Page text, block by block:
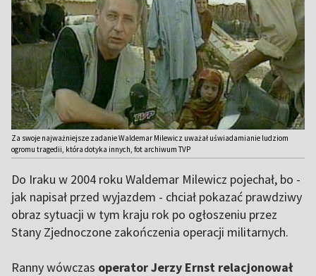
Za swoje najważniejsze zadanie Waldemar Milewicz uważał uświadamianie ludziom
ogromu tragedii, która dotyka innych, fot archiwum TVP
Do Iraku w 2004 roku Waldemar Milewicz pojechał, bo -
jak napisał przed wyjazdem - chciał pokazać prawdziwy
obraz sytuacji w tym kraju rok po ogłoszeniu przez
Stany Zjednoczone zakończenia operacji militarnych.
Ranny wówczas operator Jerzy Ernst relacjonował